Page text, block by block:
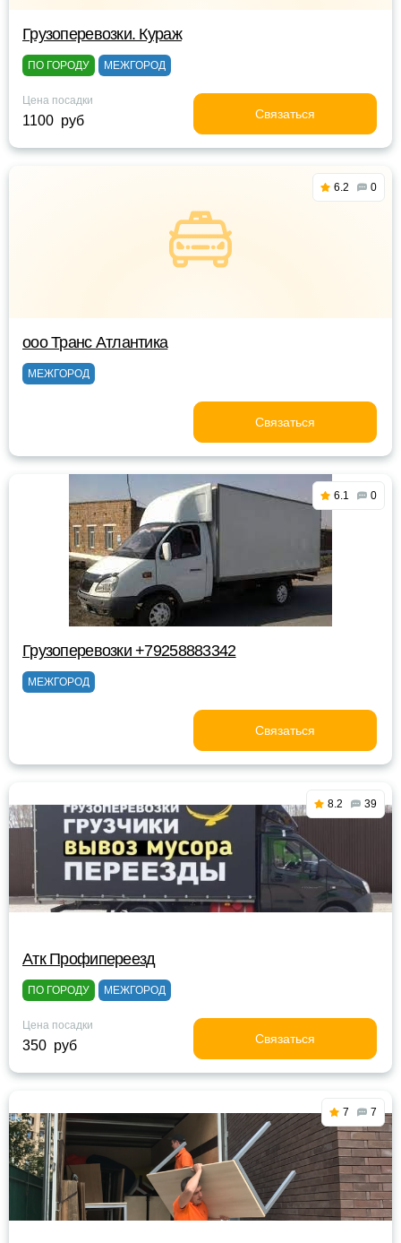
Грузоперевозки. Кураж
ПО ГОРОДУ МЕЖГОРОД
Цена посадки
1100 руб Связаться
6.2 0
ооо Транс Атлантика
МЕЖГОРОД
Связаться
6.1 0
Грузоперевозки +79258883342
МЕЖГОРОД
Связаться
8.2 39
Атк Профипереезд
ПО ГОРОДУ МЕЖГОРОД
Цена посадки
350 руб Связаться
7 7